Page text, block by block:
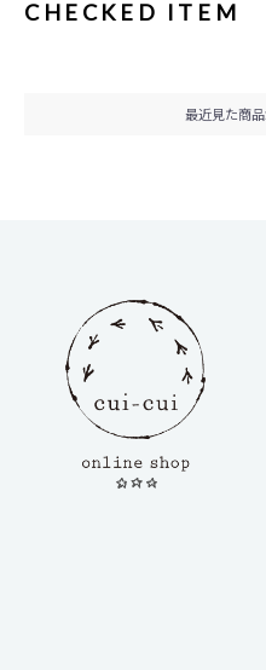
CHECKED ITEM
最近見た商品